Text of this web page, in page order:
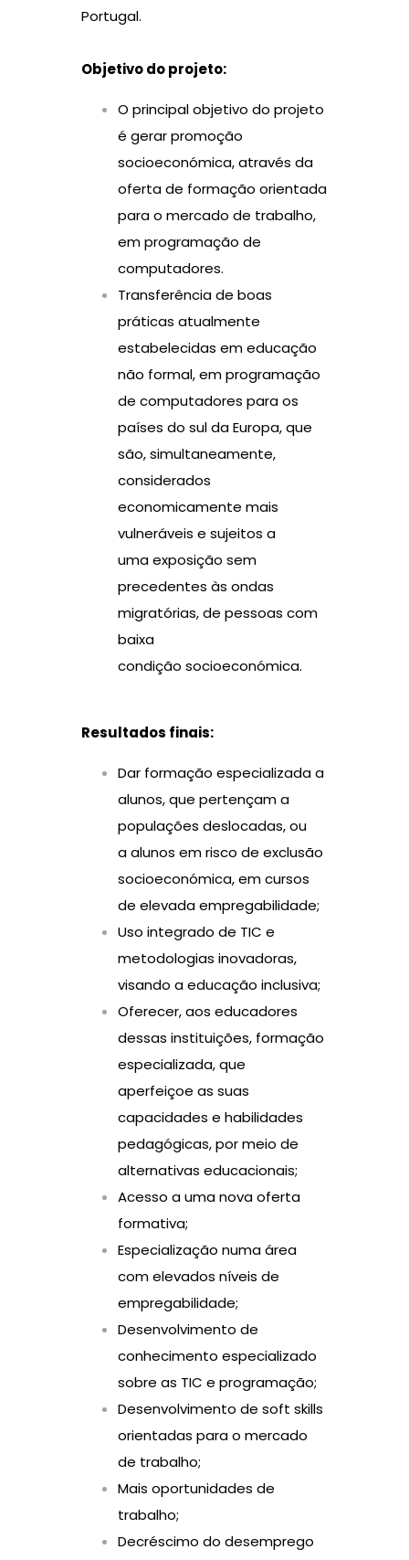
Portugal.
Objetivo do projeto:
O principal objetivo do projeto
é gerar promoção
socioeconómica, através da
oferta de formação orientada
para o mercado de trabalho,
em programação de
computadores.
Transferência de boas
práticas atualmente
estabelecidas em educação
não formal, em programação
de computadores para os
países do sul da Europa, que
são, simultaneamente,
considerados
economicamente mais
vulneráveis e sujeitos a
uma exposição sem
precedentes às ondas
migratórias, de pessoas com
baixa
condição socioeconómica.
Resultados finais:
Dar formação especializada a
alunos, que pertençam a
populações deslocadas, ou
a alunos em risco de exclusão
socioeconómica, em cursos
de elevada empregabilidade;
Uso integrado de TIC e
metodologias inovadoras,
visando a educação inclusiva;
Oferecer, aos educadores
dessas instituições, formação
especializada, que
aperfeiçoe as suas
capacidades e habilidades
pedagógicas, por meio de
alternativas educacionais;
Acesso a uma nova oferta
formativa;
Especialização numa área
com elevados níveis de
empregabilidade;
Desenvolvimento de
conhecimento especializado
sobre as TIC e programação;
Desenvolvimento de soft skills
orientadas para o mercado
de trabalho;
Mais oportunidades de
trabalho;
Decréscimo do desemprego